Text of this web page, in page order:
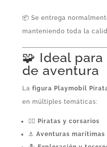
📦 Se entrega
manteniendo toda la
🧩 Ideal
de aventura
La figura Playmobil
en múltiples temáticas:
🏴‍☠️ Piratas y corsarios
⚓ Aventuras marítimas